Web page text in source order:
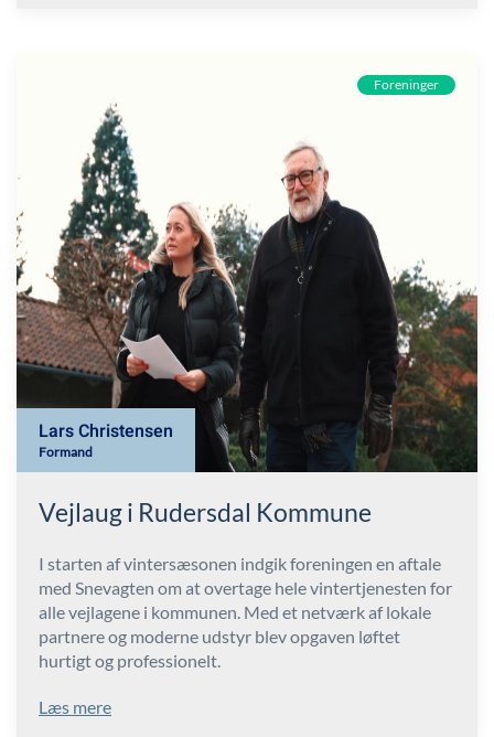
Foreninger
Lars Christensen
Formand
Vejlaug i Rudersdal Kommune
I starten af vintersæsonen indgik foreningen en aftale
med Snevagten om at overtage hele vintertjenesten for
alle vejlagene i kommunen. Med et netværk af lokale
partnere og moderne udstyr blev opgaven løftet
hurtigt og professionelt.
Læs mere